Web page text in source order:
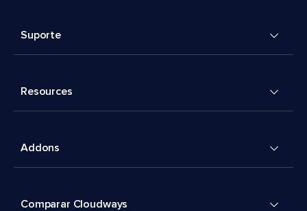
Suporte
Resources
Addons
Comparar Cloudways